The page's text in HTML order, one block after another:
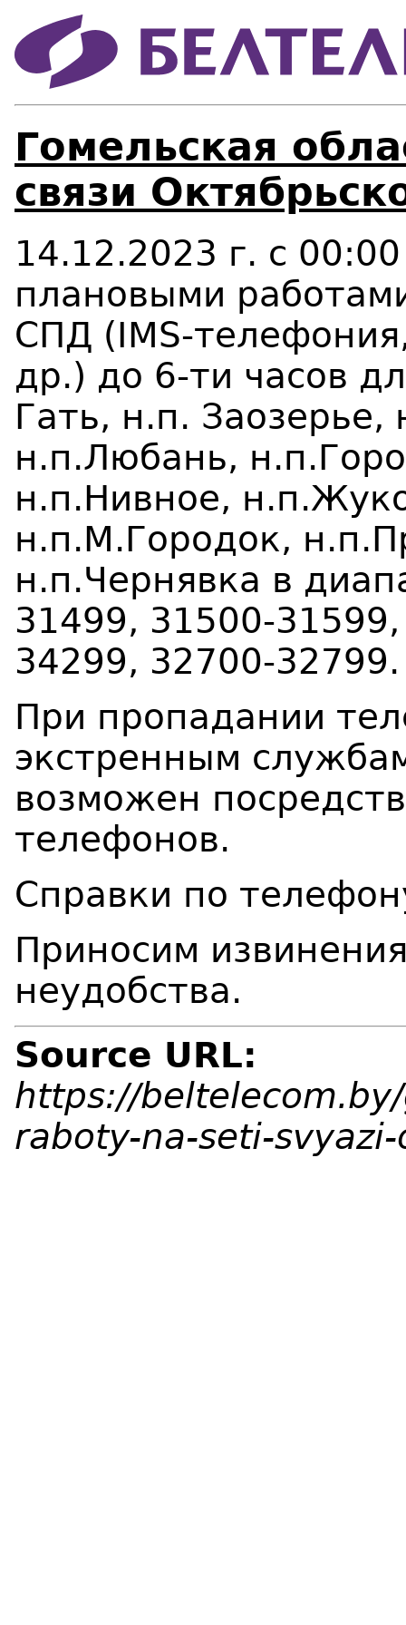
Гомельская
связи
14.12.2023 г. с
плановыми
СПД (IMS-
др.) до 6-ти часов
Гать, н.п.
н.п.Любань,
н.п.Нивное,
н.п.М.Городок,
н.п.Чернявка в
31499, 31500-
34299, 32700-32799.
При пропадании
экстренным
возможен
телефонов.
Справки по
Приносим
неудобства.
Source URL:
https://
raboty-na-seti-